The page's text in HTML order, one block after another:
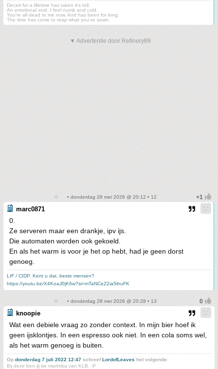
Deceit for a lifetime has taken it's toll.
An emotional void, I feel numb and cold.
You're all dead to me now. And has been for long.
The time has come to reap what you've sown.
▼ Advertentie door Refinery89
• donderdag 28 mei 2026 @ 20:12 • 12
marc0871
0.
Ze serveren maar een drankje, ipv ijs.
Die automaten worden ook gekoeld.
En als het warm is voor je het op hebt, had je geen dorst
genoeg.
LIF / CIDP. Kent u dat, beste mensen?
https://youtu.be/X4KoaJ0jK6w?si=mTaNCeZ2ia5ihuFK
• donderdag 28 mei 2026 @ 20:28 • 13
knoopie
Wat een debiele vraag zo zonder context. In mijn bier hoef ik
geen ijsklontjes. In een espresso ook niet. In een cola soms wel,
als het warm genoeg is buiten.
Op donderdag 7 juli 2022 12:47 schreefLordofLeaves het volgende:
Bij deze ben jij de marimba van KLB. :P